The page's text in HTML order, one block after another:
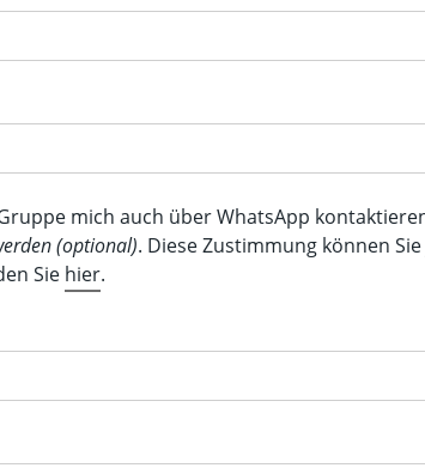
mich auch über WhatsApp
(optional). Diese Zustimmung können
Sie hier.